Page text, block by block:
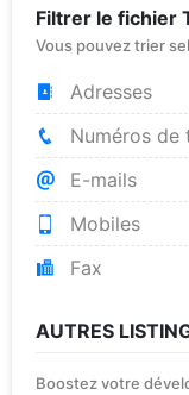
Filtrer le fichier
Vous pouvez trier
Adresses
Numéros de
E-mails
Mobiles
Fax
AUTRES
Boostez votre